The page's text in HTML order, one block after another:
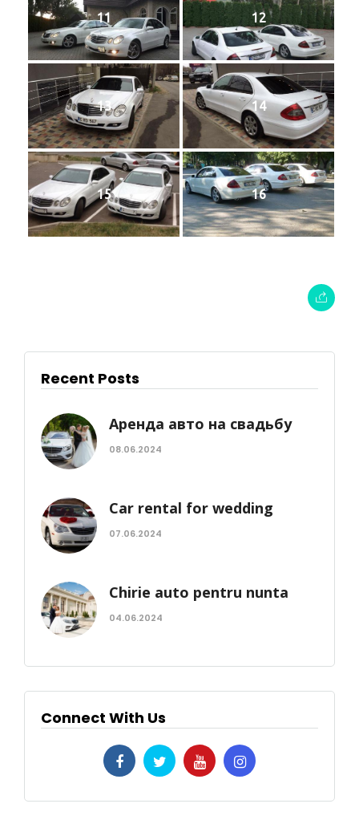
11 12
13 14
15 16
Recent Posts
Аренда авто на свадьбу
08.06.2024
Car rental for wedding
07.06.2024
Chirie auto pentru nunta
04.06.2024
Connect With Us